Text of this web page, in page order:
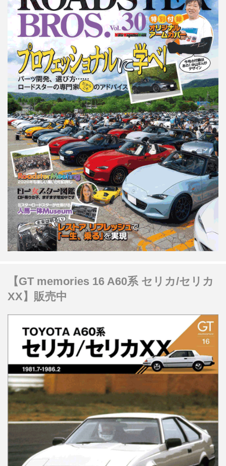
【GT memories 16 A60系 セリカ/セリカ
XX】販売中